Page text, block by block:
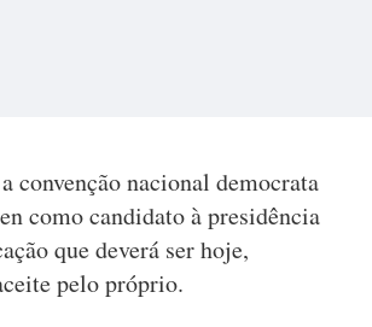
convenção nacional democrata
como candidato à presidência
que deverá ser hoje,
pelo próprio.